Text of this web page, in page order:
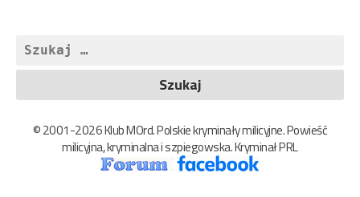
Szukaj:
© 2001-2026 Klub MOrd. Polskie kryminały milicyjne. Powieść
milicyjna, kryminalna i szpiegowska. Kryminał PRL